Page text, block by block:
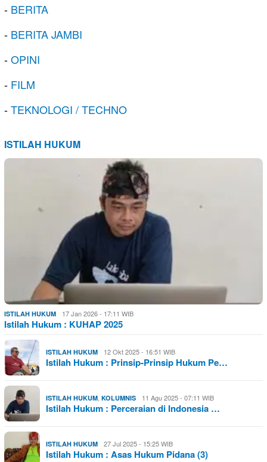
- BERITA
- BERITA JAMBI
-OPINI
- FILM
-TEKNOLOGI / TECHNO
ISTILAH HUKUM
ISTILAH HUKUM 17 Jan 2026 - 17:11 WIB
Istilah Hukum : KUHAP 2025
ISTILAH HUKUM 12 Okt 2025 - 16:51 WIB
Istilah Hukum : Prinsip-Prinsip Hukum Pe…
ISTILAH HUKUM, KOLUMNIS 11 Agu 2025 - 07:11 WIB
Istilah Hukum : Perceraian di Indonesia …
ISTILAH HUKUM 27 Jul 2025 - 15:25 WIB
Istilah Hukum : Asas Hukum Pidana (3)